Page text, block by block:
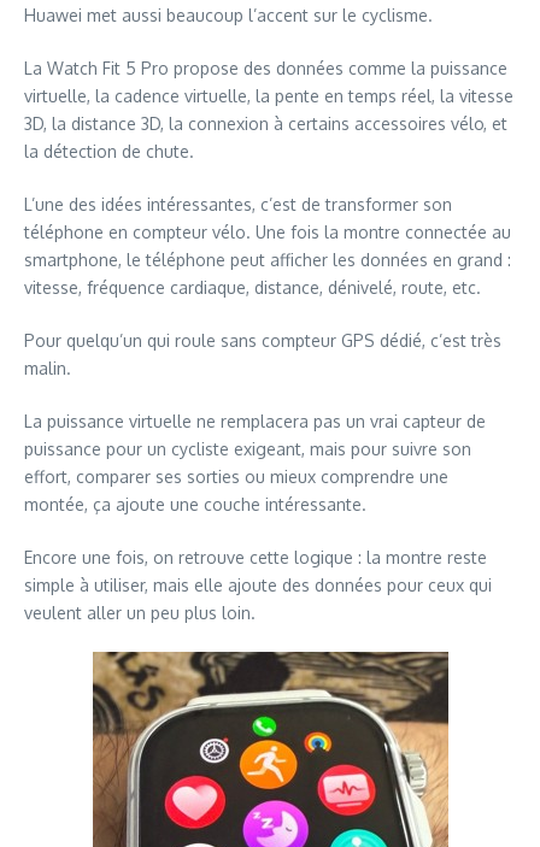
Huawei met aussi beaucoup l’accent sur le cyclisme.
La Watch Fit 5 Pro propose des données comme la puissance
virtuelle, la cadence virtuelle, la pente en temps réel, la vitesse
3D, la distance 3D, la connexion à certains accessoires vélo, et
la détection de chute.
L’une des idées intéressantes, c’est de transformer son
téléphone en compteur vélo. Une fois la montre connectée au
smartphone, le téléphone peut afficher les données en grand :
vitesse, fréquence cardiaque, distance, dénivelé, route, etc.
Pour quelqu’un qui roule sans compteur GPS dédié, c’est très
malin.
La puissance virtuelle ne remplacera pas un vrai capteur de
puissance pour un cycliste exigeant, mais pour suivre son
effort, comparer ses sorties ou mieux comprendre une
montée, ça ajoute une couche intéressante.
Encore une fois, on retrouve cette logique : la montre reste
simple à utiliser, mais elle ajoute des données pour ceux qui
veulent aller un peu plus loin.